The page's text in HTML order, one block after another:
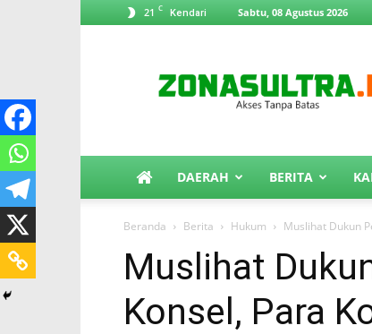
21 C Kendari Sabtu, 08 Agustus 2026
DAERAH BERITA
Beranda Berita Hukum Muslihat Dukun
Muslihat
Konsel, Para